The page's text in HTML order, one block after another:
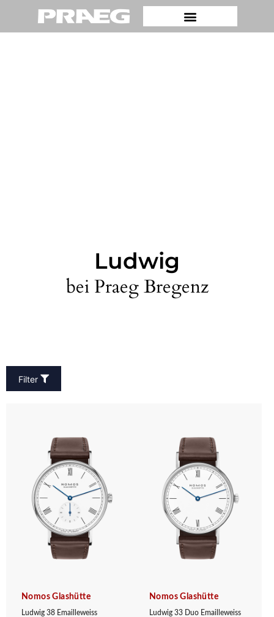
Ludwig
bei Praeg Bregenz
Filter
Nomos Glashütte
Ludwig 38 Emailleweiss
Nomos Glashütte
Ludwig 33 Duo Emailleweiss